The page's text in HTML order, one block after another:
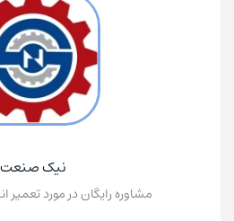
نیک صنعت
مشاوره رایگان در مورد تعمیر